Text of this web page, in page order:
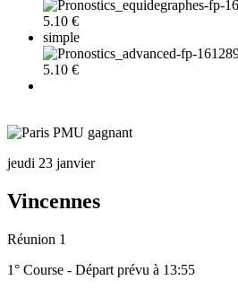
5.10 €
simple
5.10 €
jeudi 23 janvier
Vincennes
Réunion 1
1° Course - Départ prévu à 13:55